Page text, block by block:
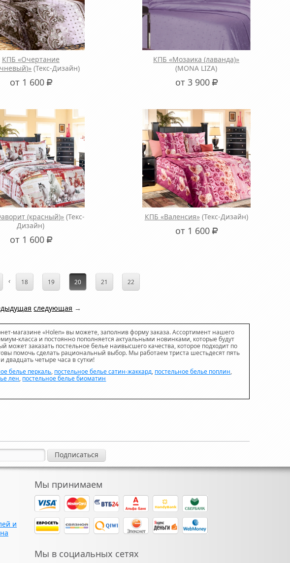
КПБ «Очертание
(Текс-Дизайн)
от 1 600 Р
КПБ «Мозаика (лаванда)»
(MONA LIZA)
от 3 900Р
(красный)» (Текс-
Дизайн)
от 1 600 Р
КПБ «Валенсия» (Текс-Дизайн)
от 1 600Р
‹ 18 19 20 21 22
следующая →
магазине «Holen» вы можете, заполнив форму заказа. Ассортимент нашего
класса и постоянно пополняется актуальными новинками, которые будут
заказать постельное белье наивысшего качества, которое подходит по
помочь сделать рациональный выбор. Мы работаем триста шестьдесят пять
двадцать четыре часа в сутки!
белье перкаль, постельное белье сатин-жаккард, постельное белье поплин,
лен, постельное белье биоматин
Мы принимаем
Мы в социальных сетях